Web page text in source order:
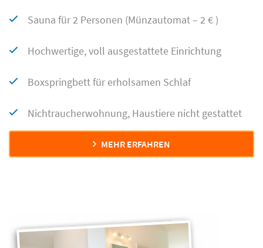
Sauna für 2 Personen (Münzautomat – 2 € )
Hochwertige, voll ausgestattete Einrichtung
Boxspringbett für erholsamen Schlaf
Nichtraucherwohnung, Haustiere nicht gestattet
MEHR ERFAHREN